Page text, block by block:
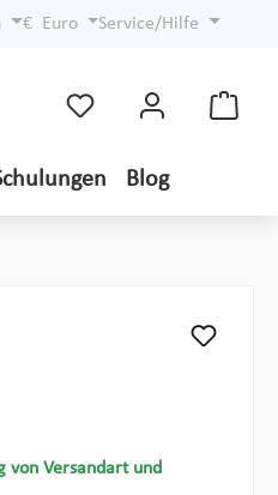
€ Euro Service/Hilfe
Blog
von Versandart und